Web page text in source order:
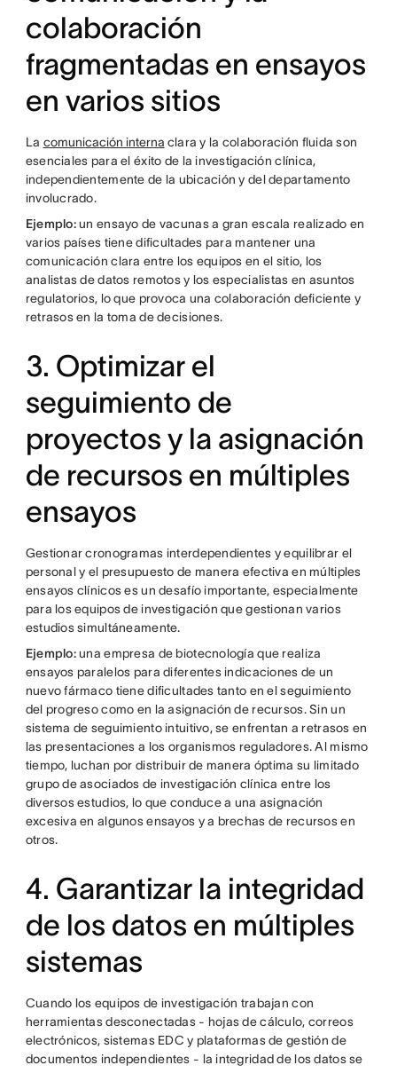
colaboración
fragmentadas en ensayos
en varios sitios
La comunicación interna clara y la colaboración fluida son
esenciales para el éxito de la investigación clínica,
independientemente de la ubicación y del departamento
involucrado.
Ejemplo:un ensayo de vacunas a gran escala realizado en
varios países tiene dificultades para mantener una
comunicación clara entre los equipos en el sitio, los
analistas de datos remotos y los especialistas en asuntos
regulatorios, lo que provoca una colaboración deficiente y
retrasos en la toma de decisiones.
3. Optimizar el
seguimiento de
proyectos y la asignación
de recursos en múltiples
ensayos
Gestionar cronogramas interdependientes y equilibrar el
personal y el presupuesto de manera efectiva en múltiples
ensayos clínicos es un desafío importante, especialmente
para los equipos de investigación que gestionan varios
estudios simultáneamente.
Ejemplo:una empresa de biotecnología que realiza
ensayos paralelos para diferentes indicaciones de un
nuevo fármaco tiene dificultades tanto en el seguimiento
del progreso como en la asignación de recursos.Sin un
sistema de seguimiento intuitivo, se enfrentan a retrasos en
las presentaciones a los organismos reguladores. Al mismo
tiempo, luchan por distribuir de manera óptima su limitado
grupo de asociados de investigación clínica entre los
diversos estudios, lo que conduce a una asignación
excesiva en algunos ensayos y a brechas de recursos en
otros.
4. Garantizar la integridad
de los datos en múltiples
sistemas
Cuando los equipos de investigación trabajan con
herramientas desconectadas - hojas de cálculo, correos
electrónicos, sistemas EDC y plataformas de gestión de
documentos independientes - la integridad de los datos se